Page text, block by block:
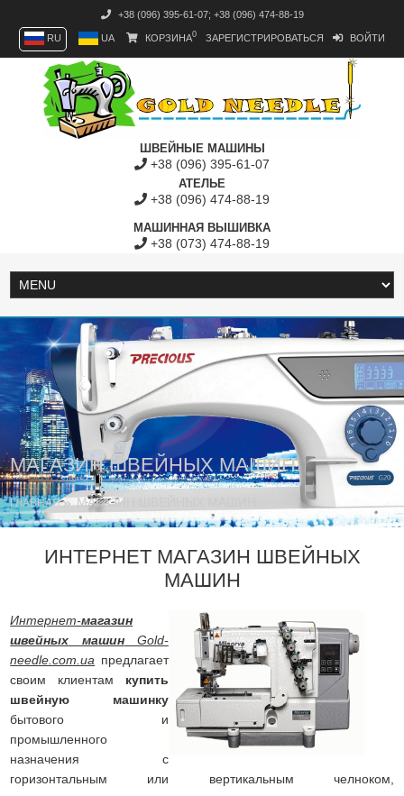
+38 (096) 395-61-07; +38 (096) 474-88-19
RU UA КОРЗИНА0 ЗАРЕГИСТРИРОВАТЬСЯ ВОЙТИ
ШВЕЙНЫЕ МАШИНЫ
+38 (096) 395-61-07
АТЕЛЬЕ
+38 (096) 474-88-19
МАШИННАЯ ВЫШИВКА
+38 (073) 474-88-19
МАГАЗИН ШВЕЙНЫХ МАШИН
ГЛАВНАЯ МАГАЗИН ШВЕЙНЫХ МАШИН
ИНТЕРНЕТ МАГАЗИН ШВЕЙНЫХ
МАШИН
Интернет-магазин
швейных машинGold-
needle.com.ua предлагает
своим клиентам купить
швейную машинку
бытового и
промышленного
назначения с
горизонтальным или вертикальным челноком,